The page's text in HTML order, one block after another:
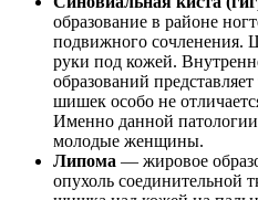
образование в районе
подвижного сочленения.
руки под кожей.
образований
шишек особо не
Именно данной
молодые женщины.
Липома — жировое
опухоль соединительной